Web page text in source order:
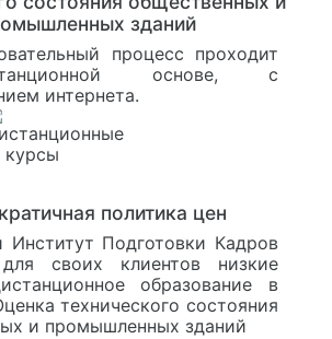
зданий
процесс проходит
основе, с
интернета.
политика цен
Институт Подготовки Кадров
своих клиентов низкие
образование в
технического состояния
и промышленных зданий